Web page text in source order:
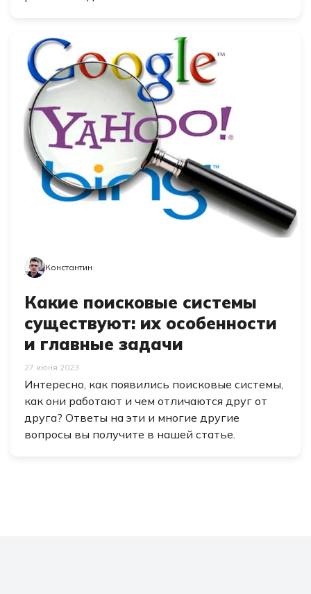
Константин
Какие поисковые системы
существуют: их особенности
и главные задачи
27 июня 2023
Интересно, как появились поисковые системы,
как они работают и чем отличаются друг от
друга? Ответы на эти и многие другие
вопросы вы получите в нашей статье.